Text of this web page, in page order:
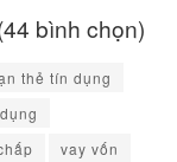
bình chọn)
thẻ tín dụng
vay vốn